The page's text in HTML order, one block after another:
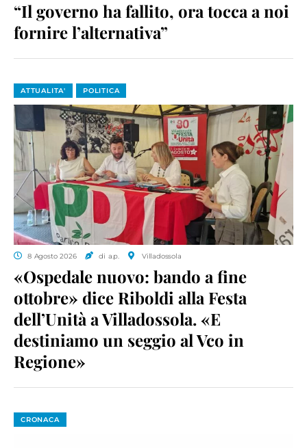
“Il governo ha fallito, ora tocca a noi
fornire l’alternativa”
ATTUALITA' POLITICA
8 Agosto 2026 di a.p. Villadossola
«Ospedale nuovo: bando a fine
ottobre» dice Riboldi alla Festa
dell’Unità a Villadossola. «E
destiniamo un seggio al Vco in
Regione»
CRONACA